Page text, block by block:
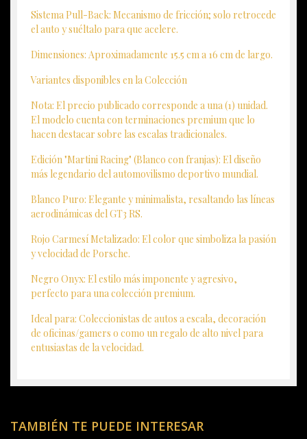
Sistema Pull-Back: Mecanismo de fricción; solo retrocede
el auto y suéltalo para que acelere.
Dimensiones: Aproximadamente 15.5 cm a 16 cm de largo.
Variantes disponibles en la Colección
Nota: El precio publicado corresponde a una (1) unidad.
El modelo cuenta con terminaciones premium que lo
hacen destacar sobre las escalas tradicionales.
Edición "Martini Racing" (Blanco con franjas): El diseño
más legendario del automovilismo deportivo mundial.
Blanco Puro: Elegante y minimalista, resaltando las líneas
aerodinámicas del GT3 RS.
Rojo Carmesí Metalizado: El color que simboliza la pasión
y velocidad de Porsche.
Negro Onyx: El estilo más imponente y agresivo,
perfecto para una colección premium.
Ideal para: Coleccionistas de autos a escala, decoración
de oficinas/gamers o como un regalo de alto nivel para
entusiastas de la velocidad.
TAMBIÉN TE PUEDE INTERESAR